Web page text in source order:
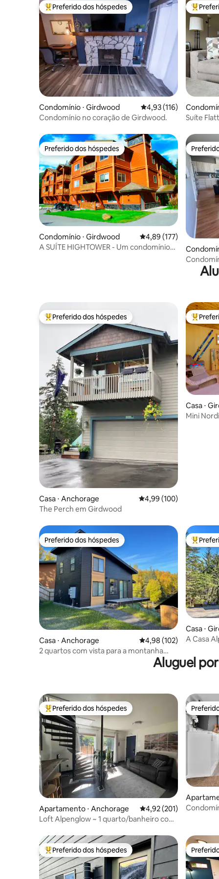
Entre os melhores preferidos dos hóspedes
Preferido dos hóspedes
Condomínio ⋅ Girdwood 4,93 de uma avaliação
4,93 (116)
Condomínio no coração de Girdwood.
Entre
Suíte
Preferido dos hóspedes
Preferido dos hóspedes
Condomínio ⋅ Girdwood 4,89 de uma avaliação
4,89 (177)
A SUÍTE HIGHTOWER - Um condomínio
Entre os melhores preferidos dos hóspedes
Preferido dos hóspedes
Casa ⋅ Anchorage 4,99 de uma avaliação
4,99 (100)
The Perch em Girdwood
Entre
Casa ⋅
Mini
Preferido dos hóspedes
Preferido dos hóspedes
Casa ⋅ Anchorage 4,98 de uma avaliação
4,98 (102)
2 quartos com vista para a montanha
Entre
Casa ⋅
A Casa
Aluguel
Entre os melhores preferidos dos hóspedes
Preferido dos hóspedes
Apartamento ⋅ Anchorage 4,92 de uma avaliação
4,92 (201)
Loft Alpenglow ~ 1 quarto/banheiro com
Entre os melhores preferidos dos hóspedes
Preferido dos hóspedes